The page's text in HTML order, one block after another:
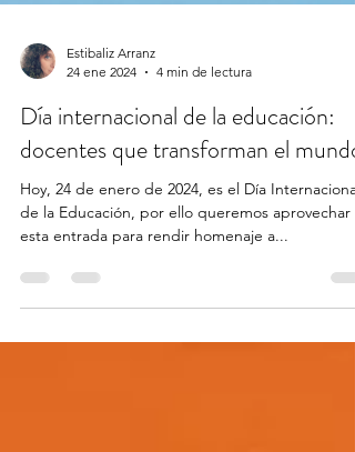
24 ene 2024
4 min de lectura
Día internacional de la educación:
docentes que transforman el mundo.
Hoy, 24 de enero de 2024, es el Día Internacional
esta entrada para rendir homenaje a...